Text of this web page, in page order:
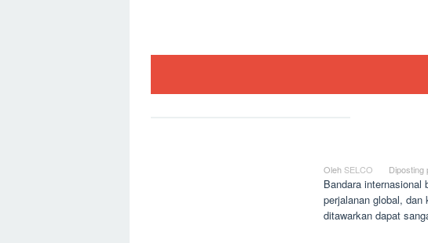
Oleh SELCO Diposting
Bandara internasional
perjalanan global,
ditawarkan dapat